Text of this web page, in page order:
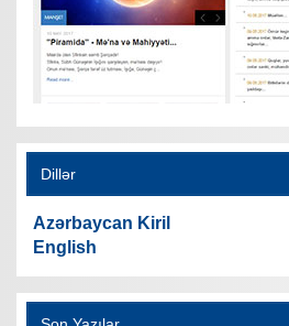
Dillər
Azərbaycan Kiril
English